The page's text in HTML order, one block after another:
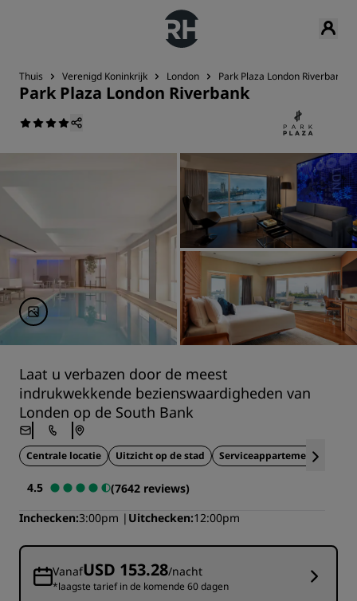
Thuis Verenigd Koninkrijk London Park Plaza London Riverbank
Park Plaza London Riverbank
Laat u verbazen door de meest
indrukwekkende bezienswaardigheden van
Londen op de South Bank
Centrale locatie Uitzicht op de stad Serviceappartementen
4.5
(7642 reviews)
Inchecken 3:00pm Uitchecken 12:00pm
VanafUSD 153.28/nacht
*laagste tarief in de komende 60 dagen